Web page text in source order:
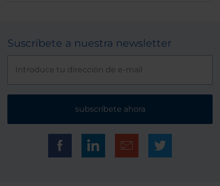
Suscríbete a nuestra newsletter
subscríbete ahora